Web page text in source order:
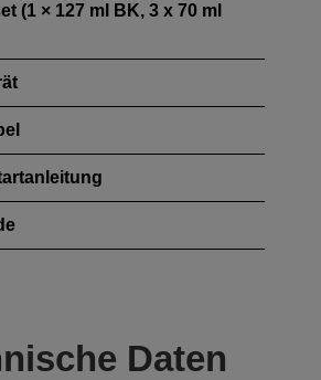
(1 × 127 ml BK, 3 x 70 ml
Daten